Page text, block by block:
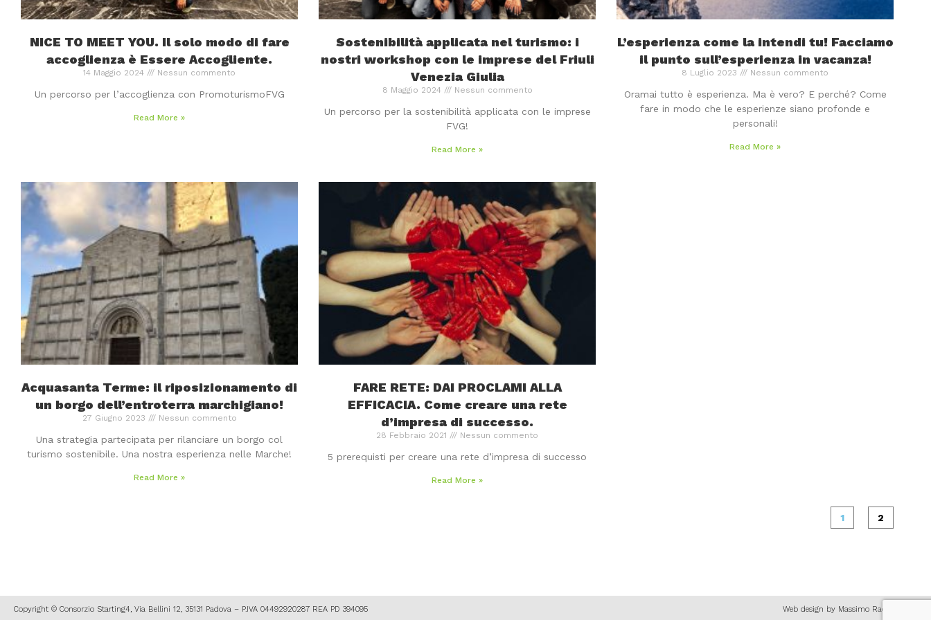
NICE TO MEET YOU. Il solo modo di fare
accoglienza è Essere Accogliente.
14 Maggio 2024 Nessun commento
Un percorso per l’accoglienza con PromoturismoFVG
Read More »
Sostenibilità applicata nel turismo: i
nostri workshop con le imprese del Friuli
Venezia Giulia
8 Maggio 2024 Nessun commento
Un percorso per la sostenibilità applicata con le imprese
FVG!
Read More »
L’esperienza come la intendi tu! Facciamo
il punto sull’esperienza in vacanza!
8 Luglio 2023 Nessun commento
Oramai tutto è esperienza. Ma è vero? E perché? Come
fare in modo che le esperienze siano profonde e
personali!
Read More »
Acquasanta Terme: il riposizionamento di
un borgo dell’entroterra marchigiano!
27 Giugno 2023 Nessun commento
Una strategia partecipata per rilanciare un borgo col
turismo sostenibile. Una nostra esperienza nelle Marche!
Read More »
FARE RETE: DAI PROCLAMI ALLA
EFFICACIA. Come creare una rete
d’impresa di successo.
28 Febbraio 2021 Nessun commento
5 prerequisti per creare una rete d’impresa di successo
Read More »
1 2
Copyright © Consorzio Starting4, Via Bellini 12, 35131 Padova – P.IVA 04492920287 REA PD 394095
Web design by Massimo Rachela